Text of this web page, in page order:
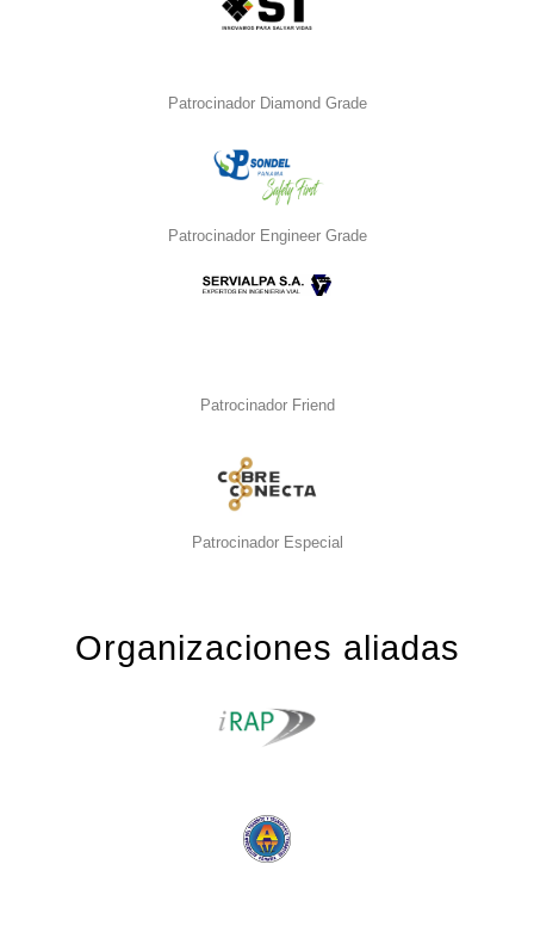
Patrocinador Diamond Grade
Patrocinador Engineer Grade
Patrocinador Friend
Patrocinador Especial
Organizaciones aliadas